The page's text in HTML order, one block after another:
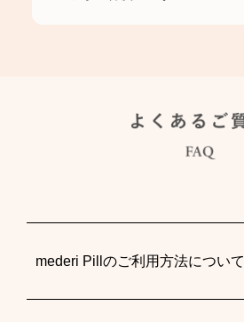
mederi Pillのご利用方法について